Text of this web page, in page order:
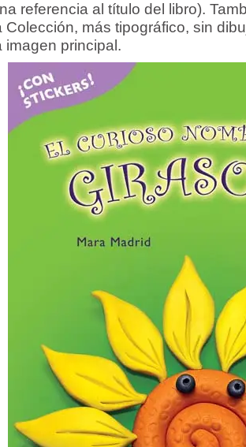
referencia al título del libro).
Colección, más tipográfico, sin
imagen principal.